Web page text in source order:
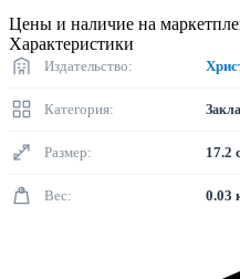
Цены и наличие на
Характеристики
Издательство:
Категория:
Размер: 17.2
Вес: 0.03